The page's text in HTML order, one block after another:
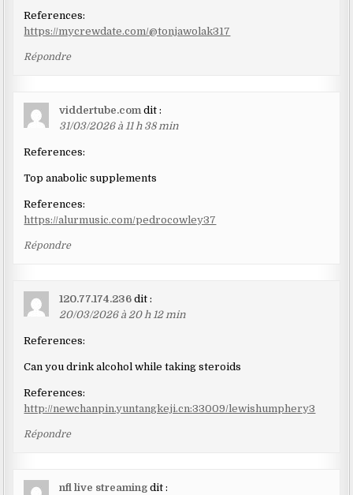
References:
https://mycrewdate.com/@tonjawolak317
Répondre
viddertube.com dit :
31/03/2026 à 11 h 38 min
References:
Top anabolic supplements
References:
https://alurmusic.com/pedrocowley37
Répondre
120.77.174.236 dit :
20/03/2026 à 20 h 12 min
References:
Can you drink alcohol while taking steroids
References:
http://newchanpin.yuntangkeji.cn:33009/lewishumphery3
Répondre
nfl live streaming dit :